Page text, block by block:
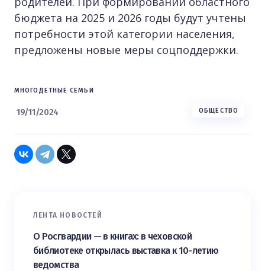
бюджета на 2025 и 2026 годы будут учтены
потребности этой категории населения,
предложены новые меры соцподдержки.
МНОГОДЕТНЫЕ СЕМЬИ
19/11/2024 ОБЩЕСТВО
ЛЕНТА НОВОСТЕЙ
О Росгвардии — в книгах: в чеховской
библиотеке открылась выставка к 10-летию
ведомства